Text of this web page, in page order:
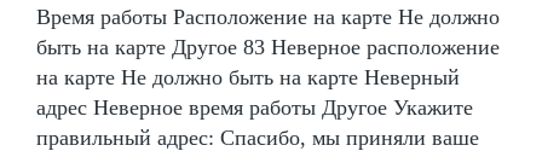
Время работы Расположение на карте Не должно
быть на карте Другое 83 Неверное расположение
на карте Не должно быть на карте Неверный
адрес Неверное время работы Другое Укажите
правильный адрес: Спасибо, мы приняли ваше